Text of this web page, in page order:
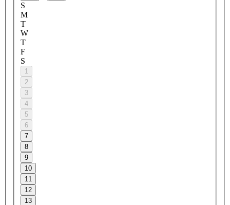
S
M
T
W
T
F
S
1
2
3
4
5
6
7
8
9
10
11
12
13